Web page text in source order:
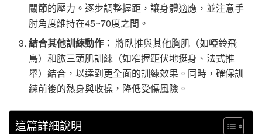
關節的壓力。逐步調整握距，讓身體適應，並注意手
肘角度維持在45~70度之間。
結合其他訓練動作： 將臥推與其他胸肌（如啞鈴飛
鳥）和肱三頭肌訓練（如窄握距伏地挺身、法式推
舉）結合，以達到更全面的訓練效果。同時，確保訓
練前後的熱身與收操，降低受傷風險。
這篇詳細說明